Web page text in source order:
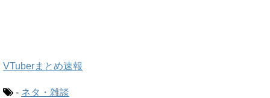
VTuberまとめ速報
- ネタ・雑談